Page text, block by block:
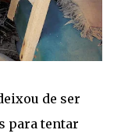
de ser
para tentar